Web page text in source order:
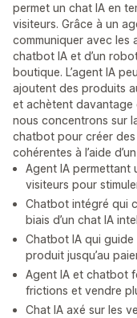
permet un chat IA en
visiteurs. Grâce à un
communiquer avec les
chatbot IA et d’un
boutique. L’agent IA
ajoutent des produits
et achètent davantage
nous concentrons sur
chatbot pour créer
cohérentes à l’aide
Agent IA permettant
visiteurs pour
Chatbot intégré qui
biais d’un chat IA
Chatbot IA qui
produit jusqu’au
Agent IA et chatbot
frictions et vendre
Chat IA axé sur les